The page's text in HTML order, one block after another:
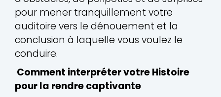
pour mener tranquillement votre
auditoire vers le dénouement et la
conclusion à laquelle vous voulez le
conduire.
Comment interpréter votre Histoire
pour la rendre captivante